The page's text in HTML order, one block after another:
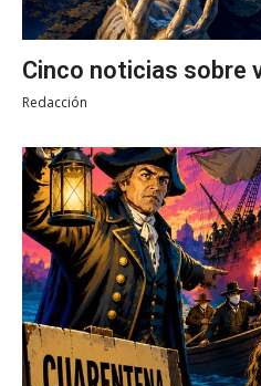
Cinco noticias sobre
Redacción